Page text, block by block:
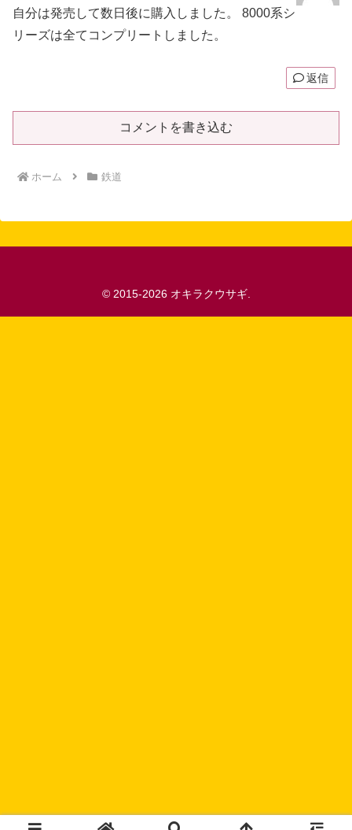
自分は発売して数日後に購入しました。 8000系シ
リーズは全てコンプリートしました。
返信
コメントを書き込む
ホーム 鉄道
© 2015-2026 オキラクウサギ.